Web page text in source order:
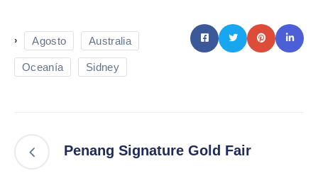
› Agosto Australia
Oceanía Sidney
Penang Signature Gold Fair